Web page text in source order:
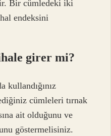
Bir cümledeki iki
endeksini
girer mi?
kullandığınız
cümleleri tırnak
ait olduğunu ve
göstermelisiniz.